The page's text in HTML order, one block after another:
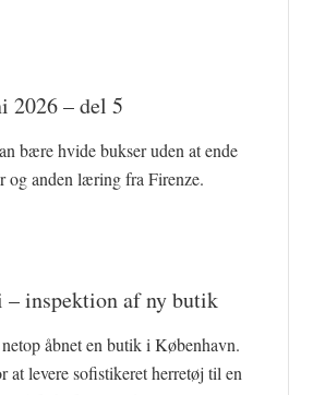
2026 – del 5
bære hvide bukser uden at ende
og anden læring fra Firenze.
inspektion af ny butik
åbnet en butik i København.
at levere sofistikeret herretøj til en